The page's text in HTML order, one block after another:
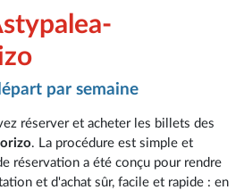
par semaine
réserver et acheter les billets des
. La procédure est simple et
réservation a été conçu pour rendre
et d'achat sûr, facile et rapide : en